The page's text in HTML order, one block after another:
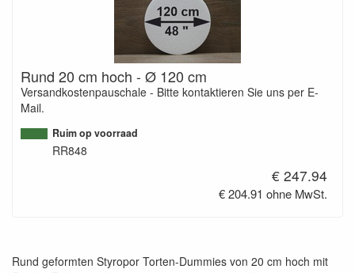
Rund 20 cm hoch - Ø 120 cm
Versandkostenpauschale - Bitte kontaktieren Sie uns per E-
Mail.
Ruim op voorraad
RR848
€ 247.94
€ 204.91 ohne MwSt.
Rund geformten Styropor Torten-Dummies von 20 cm hoch mit